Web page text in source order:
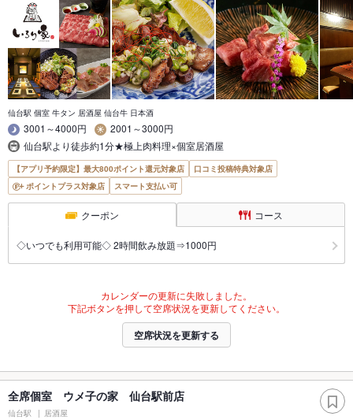
仙台駅 個室 牛タン 居酒屋 仙台牛 日本酒
3001～4000円
2001～3000円
仙台駅より徒歩約1分★極上肉料理×個室居酒屋
【アプリ予約限定】最大800ポイント還元対象店
口コミ投稿特典対象店
ポイントプラス対象店
スマート支払い可
クーポン コース
◇いつでも利用可能◇ 2時間飲み放題⇒1000円
カレンダーの更新に失敗しました。
下記ボタンを押して空席状況を更新してください。
空席状況を更新する
全席個室 ウメ子の家 仙台駅前店
仙台駅 居酒屋